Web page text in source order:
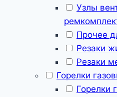
Узлы
Прочее
Резаки
Резаки
Горелки
Горелки